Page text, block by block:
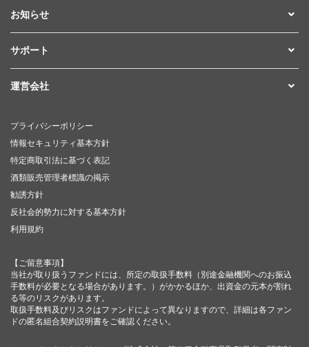
お知らせ
サポート
運営会社
プライバシーポリシー
情報セキュリティ基本方針
特定商取引法に基づく表記
酒類販売管理者標識の掲示
勧誘方針
反社会的勢力に対する基本方針
利用規約
【ご留意事項】
当社が取り扱うファンドには、所定の取扱手数料（別途金融機関へのお振込
手数料が必要となる場合があります。）がかかるほか、出資金の元本が割れ
る等のリスクがあります。
取扱手数料及びリスクはファンドによって異なりますので、詳細は各ファン
ドの匿名組合契約説明書をご確認ください。